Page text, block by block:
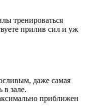
тренироваться
прилив сил и уж
даже самая
в зале.
приближен